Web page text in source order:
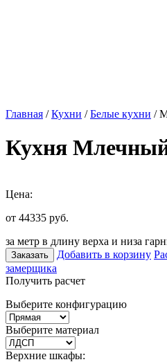
Главная /Кухни /Белые кухни /
Кухня
Цена:
от 44335 руб.
за метр в длину верха и низа
Заказать Добавить в корзину
замерщика
Получить расчет
Выберите конфигурацию
Выберите материал
Верхние шкафы: